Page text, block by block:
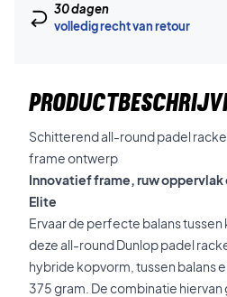
30 dagen
volledig recht van retour
Schitterend all-round padel
frame ontwerp
Innovatief frame, ruw oppervlak
Elite
Ervaar de perfecte balans
deze all-round Dunlop padel
hybride kopvorm, tussen balans
375 gram. De combinatie